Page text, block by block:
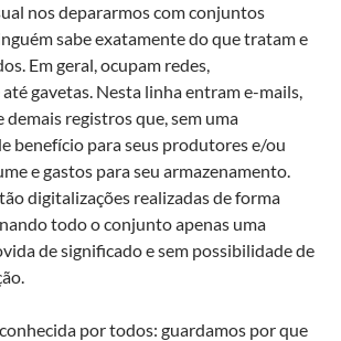
nos depararmos com conjuntos
sabe exatamente do que tratam e
Em geral, ocupam redes,
gavetas. Nesta linha entram e-mails,
demais registros que, sem uma
benefício para seus produtores e/ou
e gastos para seu armazenamento.
digitalizações realizadas de forma
todo o conjunto apenas uma
de significado e sem possibilidade de
por todos: guardamos por que